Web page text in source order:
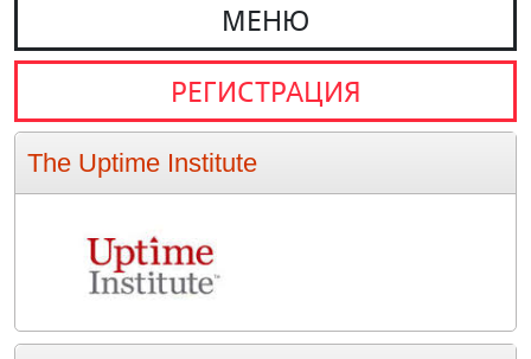
МЕНЮ
РЕГИСТРАЦИЯ
The Uptime Institute